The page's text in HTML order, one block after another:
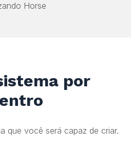
Horse
por
que você será capaz de criar.